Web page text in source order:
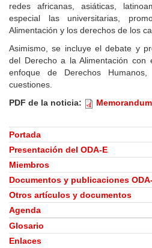
redes africanas, asiáticas,
especial las universitarias,
Alimentación y los derechos de los
Asimismo, se incluye el debate y
del Derecho a la Alimentación con
enfoque de Derechos
cuestiones.
PDF de la noticia:
Memorandum
Portada
Presentación del ODA-E
Miembros
Documentos y publicaciones
Otros artículos y documentos
Agenda
Glosario
Enlaces